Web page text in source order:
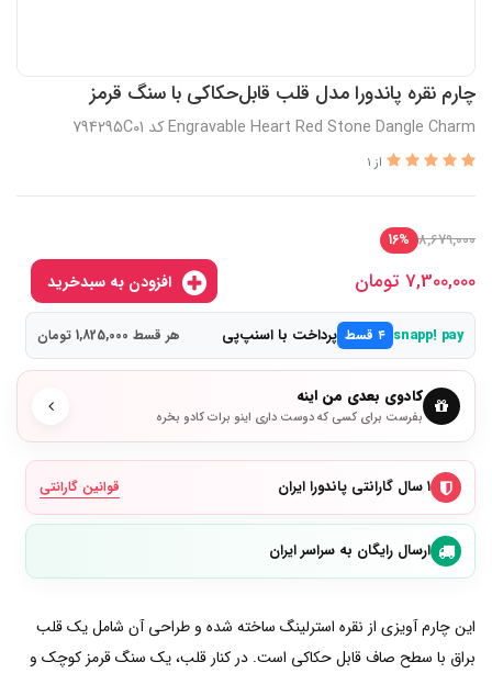
چارم نقره پاندورا مدل قلب قابل‌حکاکی با سنگ قرمز
Engravable Heart Red Stone Dangle Charm کد 794295C01
از 1
8,679,000
16%
7,300,000 تومان
snapp! pay ۴ قسط پرداخت با اسنپ‌پی هر قسط 1,825,000 تومان
کادوی بعدی من اینه
بفرست برای کسی که دوست داری اینو برات کادو بخره
۱ سال گارانتی پاندورا ایران قوانین گارانتی
ارسال رایگان به سراسر ایران
این چارم آویزی از نقره استرلینگ ساخته شده و طراحی آن شامل یک قلب
براق با سطح صاف قابل حکاکی است. در کنار قلب، یک سنگ قرمز کوچک و